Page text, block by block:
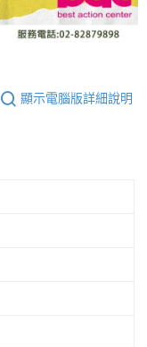
顯示電腦版詳細說明